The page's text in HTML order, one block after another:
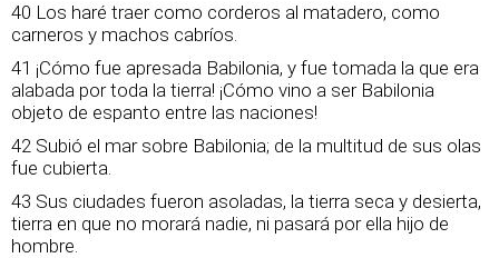
40 Los haré traer como corderos al matadero, como
carneros y machos cabríos.
41 ¡Cómo fue apresada Babilonia, y fue tomada la que era
alabada por toda la tierra! ¡Cómo vino a ser Babilonia
objeto de espanto entre las naciones!
42 Subió el mar sobre Babilonia; de la multitud de sus olas
fue cubierta.
43 Sus ciudades fueron asoladas, la tierra seca y desierta,
tierra en que no morará nadie, ni pasará por ella hijo de
hombre.